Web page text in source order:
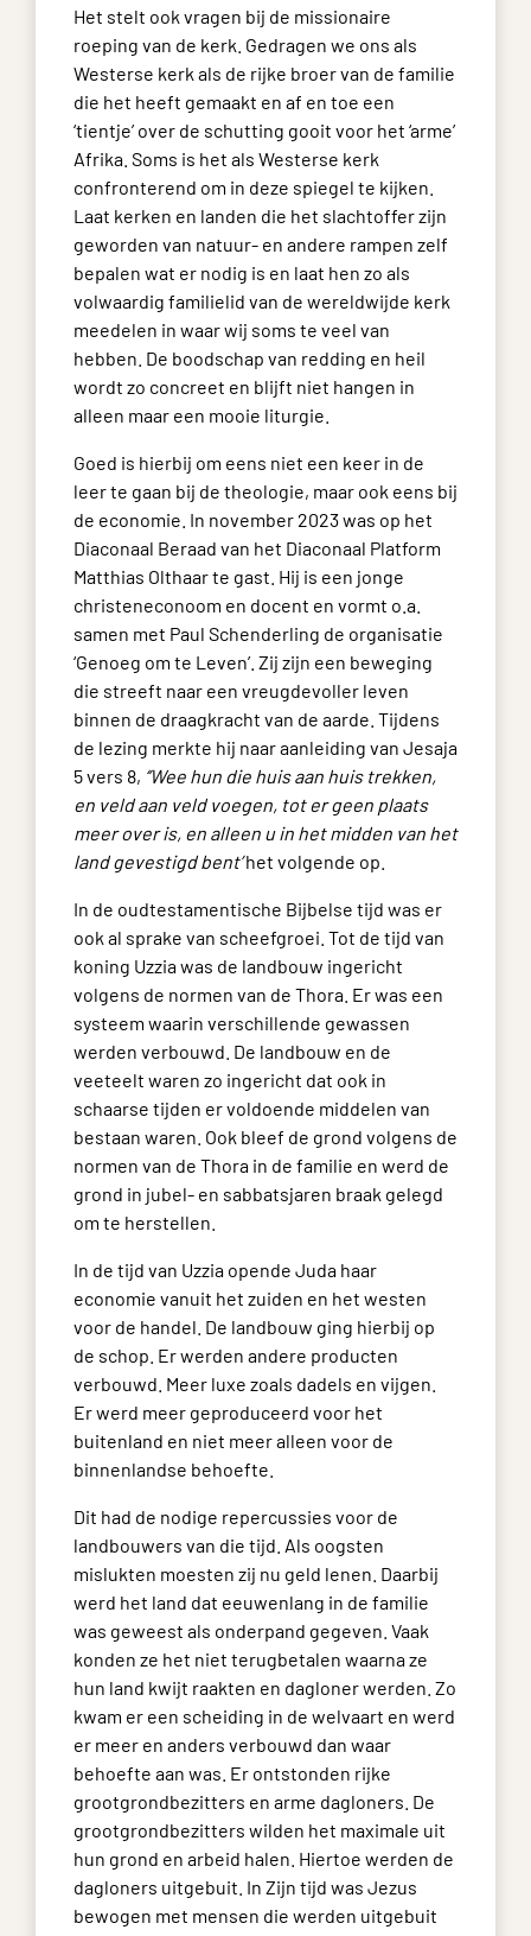
Het stelt ook vragen bij de missionaire
roeping van de kerk. Gedragen we ons als
Westerse kerk als de rijke broer van de familie
die het heeft gemaakt en af en toe een
‘tientje’ over de schutting gooit voor het ‘arme’
Afrika. Soms is het als Westerse kerk
confronterend om in deze spiegel te kijken.
Laat kerken en landen die het slachtoffer zijn
geworden van natuur- en andere rampen zelf
bepalen wat er nodig is en laat hen zo als
volwaardig familielid van de wereldwijde kerk
meedelen in waar wij soms te veel van
hebben. De boodschap van redding en heil
wordt zo concreet en blijft niet hangen in
alleen maar een mooie liturgie.
Goed is hierbij om eens niet een keer in de
leer te gaan bij de theologie, maar ook eens bij
de economie. In november 2023 was op het
Diaconaal Beraad van het Diaconaal Platform
Matthias Olthaar te gast. Hij is een jonge
christeneconoom en docent en vormt o.a.
samen met Paul Schenderling de organisatie
‘Genoeg om te Leven’. Zij zijn een beweging
die streeft naar een vreugdevoller leven
binnen de draagkracht van de aarde. Tijdens
de lezing merkte hij naar aanleiding van Jesaja
5 vers 8, ‘’Wee hun die huis aan huis trekken,
en veld aan veld voegen, tot er geen plaats
meer over is, en alleen u in het midden van het
land gevestigd bent’het volgende op.
In de oudtestamentische Bijbelse tijd was er
ook al sprake van scheefgroei. Tot de tijd van
koning Uzzia was de landbouw ingericht
volgens de normen van de Thora. Er was een
systeem waarin verschillende gewassen
werden verbouwd. De landbouw en de
veeteelt waren zo ingericht dat ook in
schaarse tijden er voldoende middelen van
bestaan waren. Ook bleef de grond volgens de
normen van de Thora in de familie en werd de
grond in jubel- en sabbatsjaren braak gelegd
om te herstellen.
In de tijd van Uzzia opende Juda haar
economie vanuit het zuiden en het westen
voor de handel. De landbouw ging hierbij op
de schop. Er werden andere producten
verbouwd. Meer luxe zoals dadels en vijgen.
Er werd meer geproduceerd voor het
buitenland en niet meer alleen voor de
binnenlandse behoefte.
Dit had de nodige repercussies voor de
landbouwers van die tijd. Als oogsten
mislukten moesten zij nu geld lenen. Daarbij
werd het land dat eeuwenlang in de familie
was geweest als onderpand gegeven. Vaak
konden ze het niet terugbetalen waarna ze
hun land kwijt raakten en dagloner werden. Zo
kwam er een scheiding in de welvaart en werd
er meer en anders verbouwd dan waar
behoefte aan was. Er ontstonden rijke
grootgrondbezitters en arme dagloners. De
grootgrondbezitters wilden het maximale uit
hun grond en arbeid halen. Hiertoe werden de
dagloners uitgebuit. In Zijn tijd was Jezus
bewogen met mensen die werden uitgebuit